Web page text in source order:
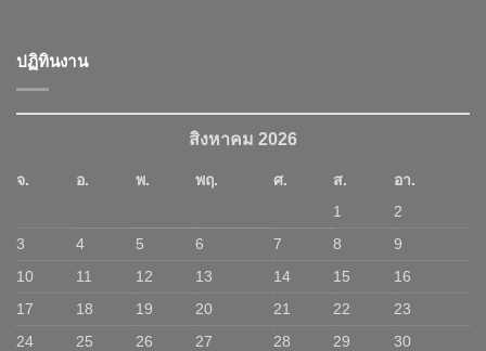
ปฏิทินงาน
สิงหาคม 2026
จ. อ. พ. พฤ. ศ. ส.
อา.
1
2
3
4 5 6 7 8
9
10
11 12 13 14 15
16
17
18 19 20 21 22
23
24
25 26 27 28 29
30